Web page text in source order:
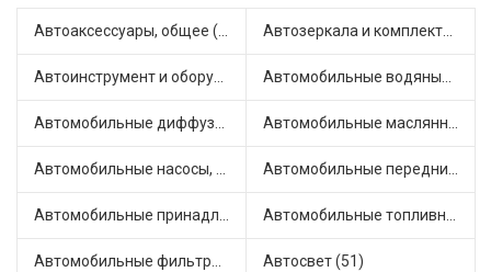
Автоаксессуары, общее (1) Автозеркала и комплектующие (11)
Автоинструмент и оборудование (7) Автомобильные водяные насосы (14)
Автомобильные диффузоры и вентиляторы (4) Автомобильные маслянные насосы (9)
Автомобильные насосы, компрессоры и манометры (1) Автомобильные передние фары (12)
Автомобильные принадлежности и аксессуары (6) Автомобильные топливные насосы (17)
Автомобильные фильтры (1) Автосвет (51)